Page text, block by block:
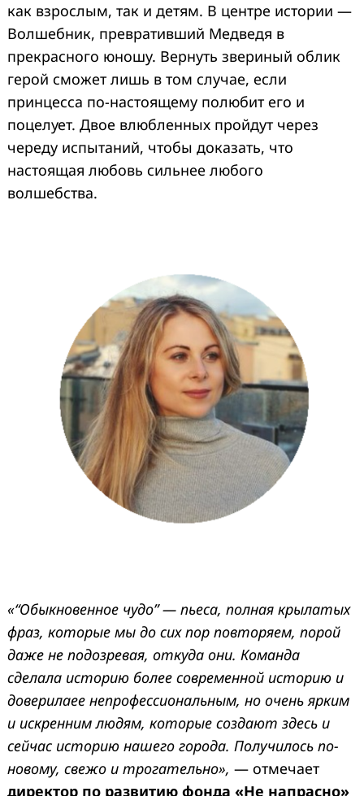
как взрослым, так и детям. В центре истории —
Волшебник, превративший Медведя в
прекрасного юношу. Вернуть звериный облик
герой сможет лишь в том случае, если
принцесса по-настоящему полюбит его и
поцелует. Двое влюбленных пройдут через
череду испытаний, чтобы доказать, что
настоящая любовь сильнее любого
волшебства.
«“Обыкновенное чудо” — пьеса, полная крылатых
фраз, которые мы до сих пор повторяем, порой
даже не подозревая, откуда они. Команда
сделала историю более современной историю и
доверилаее непрофессиональным, но очень ярким
и искренним людям, которые создают здесь и
сейчас историю нашего города. Получилось по-
новому, свежо и трогательно», — отмечает
директор по развитию фонда «Не напрасно»